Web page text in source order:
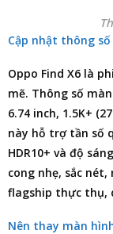
Cập nhật thông
Oppo Find X6 là
mẽ. Thông số
6.74 inch, 1.5K+
này hỗ trợ tần số
HDR10+ và độ
cong nhẹ, sắc
flagship thực thụ,
Nên thay màn